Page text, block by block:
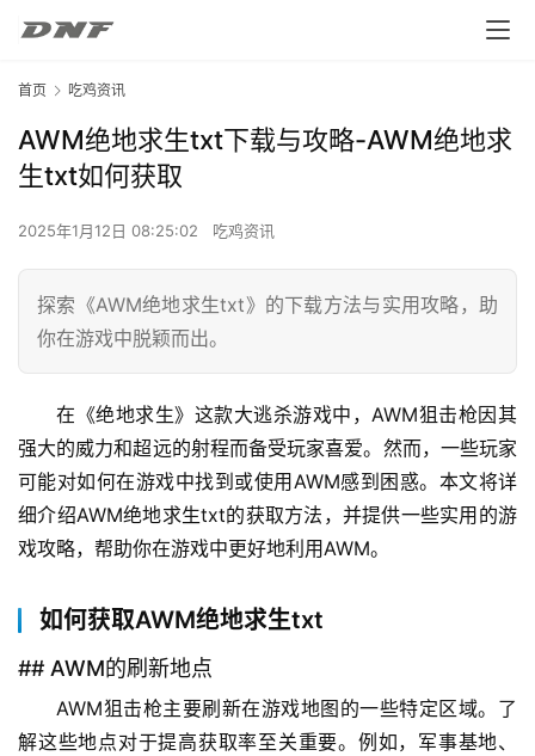
首页 吃鸡资讯
AWM绝地求生txt下载与攻略-AWM绝地求
生txt如何获取
2025年1月12日 08:25:02 吃鸡资讯
探索《AWM绝地求生txt》的下载方法与实用攻略，助
你在游戏中脱颖而出。
在《绝地求生》这款大逃杀游戏中，AWM狙击枪因其
强大的威力和超远的射程而备受玩家喜爱。然而，一些玩家
可能对如何在游戏中找到或使用AWM感到困惑。本文将详
细介绍AWM绝地求生txt的获取方法，并提供一些实用的游
戏攻略，帮助你在游戏中更好地利用AWM。
如何获取AWM绝地求生txt
## AWM的刷新地点
AWM狙击枪主要刷新在游戏地图的一些特定区域。了
解这些地点对于提高获取率至关重要。例如，军事基地、